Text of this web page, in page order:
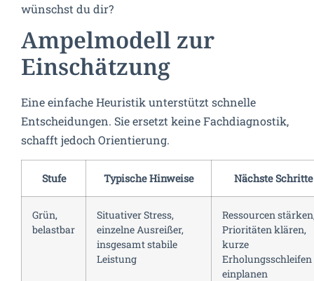
wünschst du dir?
Ampelmodell zur
Einschätzung
Eine einfache Heuristik unterstützt schnelle
Entscheidungen. Sie ersetzt keine Fachdiagnostik,
schafft jedoch Orientierung.
Stufe Typische Hinweise Nächste Schritte
Grün,
belastbar
Situativer Stress,
einzelne Ausreißer,
insgesamt stabile
Leistung
Ressourcen
Prioritäten klären,
kurze
Erholungsschleifen
einplanen